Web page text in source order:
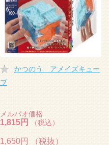
かつのう アメイズキュー
ブ
メルパオ価格
1,815円 （税込）
1,650円 （税抜）